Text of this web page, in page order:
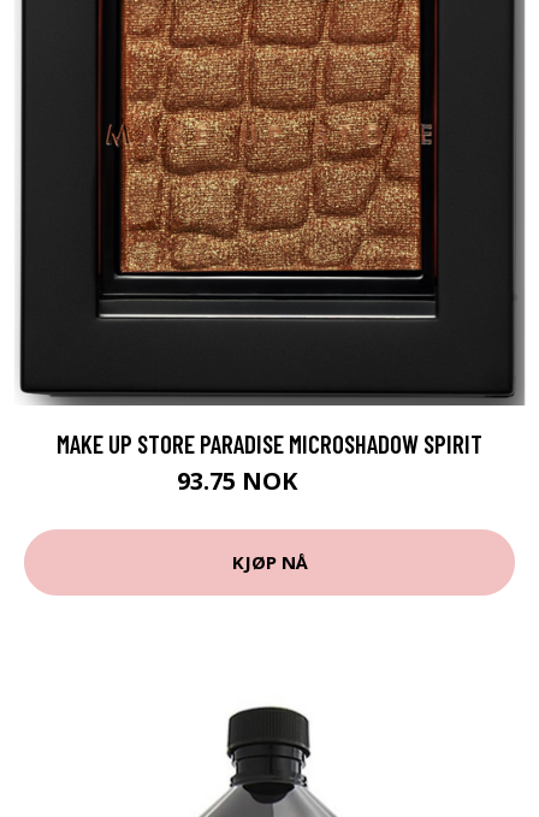
MAKE UP STORE PARADISE MICROSHADOW SPIRIT
93.75 NOK
KJØP NÅ